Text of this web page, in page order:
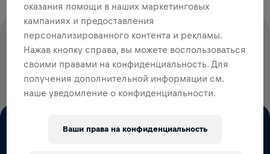
100% СТАРТОВЫХ ВЗНОСОВ ИДУТ
НА ИССЛЕДОВАНИЕ СПИННОГО
МОЗГА
оказания помощи в наших маркетинговых
кампаниях и предоставления
персонализированного контента и рекламы.
Нажав кнопку справа, вы можете воспользоваться
своими правами на конфиденциальность. Для
получения дополнительной информации см.
наше уведомление о конфиденциальности.
Ваши права на конфиденциальность